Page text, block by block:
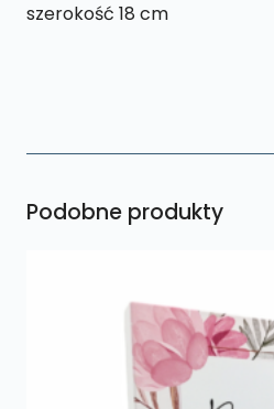
szerokość 18 cm
Podobne produkty